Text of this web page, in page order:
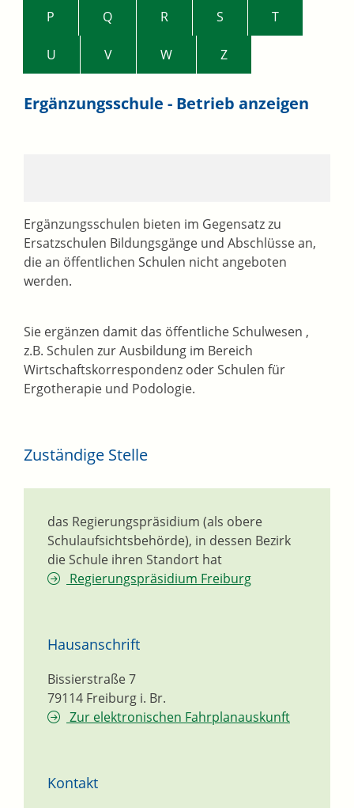
P Q R S T
U V W Z
Ergänzungsschule - Betrieb anzeigen
Ergänzungsschulen bieten im Gegensatz zu
Ersatzschulen Bildungsgänge und Abschlüsse an,
die an öffentlichen Schulen nicht angeboten
werden.
Sie ergänzen damit das öffentliche Schulwesen ,
z.B. Schulen zur Ausbildung im Bereich
Wirtschaftskorrespondenz oder Schulen für
Ergotherapie und Podologie.
Zuständige Stelle
das Regierungspräsidium (als obere
Schulaufsichtsbehörde), in dessen Bezirk
die Schule ihren Standort hat
Regierungspräsidium Freiburg
Hausanschrift
Bissierstraße 7
79114 Freiburg i. Br.
Zur elektronischen Fahrplanauskunft
Kontakt